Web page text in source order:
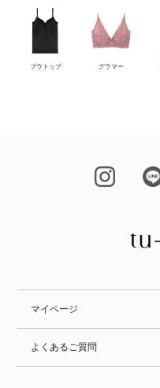
ブラトップ グラマー
マイページ
よくあるご質問